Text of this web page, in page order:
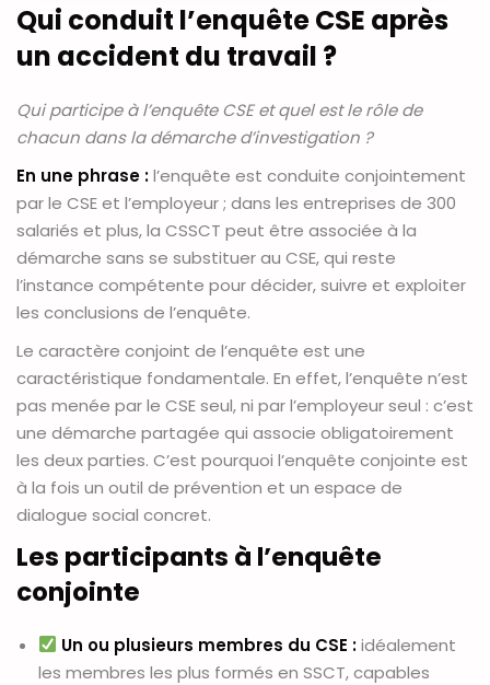
Qui conduit l’enquête CSE après
un accident du travail ?
Qui participe à l’enquête CSE et quel est le rôle de
chacun dans la démarche d’investigation ?
En une phrase :l’enquête est conduite conjointement
par le CSE et l’employeur ; dans les entreprises de 300
salariés et plus, la CSSCT peut être associée à la
démarche sans se substituer au CSE, qui reste
l’instance compétente pour décider, suivre et exploiter
les conclusions de l’enquête.
Le caractère conjoint de l’enquête est une
caractéristique fondamentale. En effet, l’enquête n’est
pas menée par le CSE seul, ni par l’employeur seul : c’est
une démarche partagée qui associe obligatoirement
les deux parties. C’est pourquoi l’enquête conjointe est
à la fois un outil de prévention et un espace de
dialogue social concret.
Les participants à l’enquête
conjointe
Un ou plusieurs membres du CSE :idéalement
les membres les plus formés en SSCT, capables